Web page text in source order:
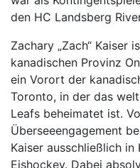
den HC Landsberg
Zachary „Zach“ Kaiser
kanadischen Provinz
ein Vorort der
Toronto, in der das
Leafs beheimatet ist.
Überseeengagement
Kaiser ausschließlich in
Eishockey. Dabei